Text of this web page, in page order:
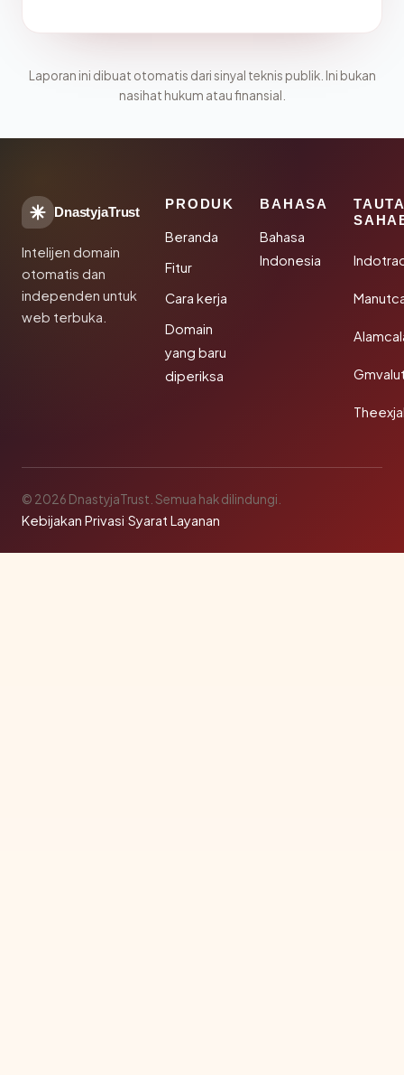
Laporan ini dibuat otomatis dari sinyal teknis publik. Ini bukan
nasihat hukum atau finansial.
DnastyjaTrust
Intelijen domain
otomatis dan
independen untuk
web terbuka.
PRODUK
Beranda
Fitur
Cara kerja
Domain
yang baru
diperiksa
BAHASA
Bahasa
Indonesia
© 2026 DnastyjaTrust. Semua hak dilindungi.
Kebijakan Privasi·Syarat Layanan